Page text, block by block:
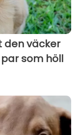
den väcker
som höll